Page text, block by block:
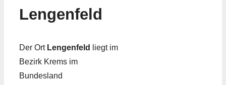
Lengenfeld
Der Ort Lengenfeld
liegt im
Bezirk Krems im
Bundesland